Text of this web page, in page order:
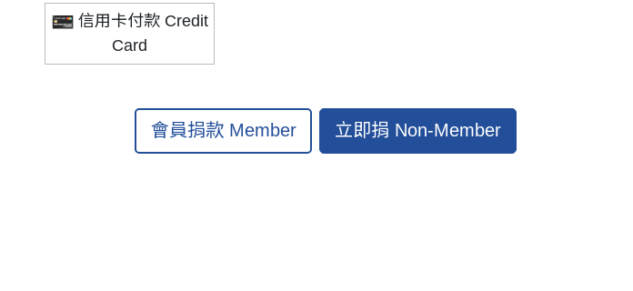
信用卡付款 Credit
Card
會員捐款 Member 立即捐 Non-Member